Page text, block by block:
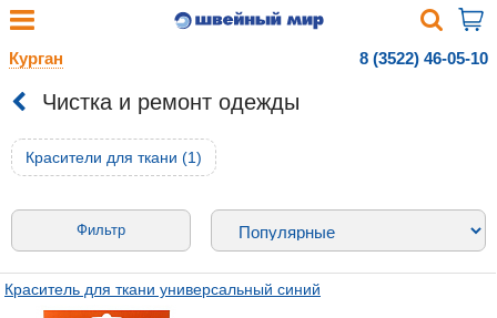
Курган 8 (3522) 46-05-10
Чистка и ремонт одежды
Красители для ткани (1)
Фильтр
Краситель для ткани универсальный синий